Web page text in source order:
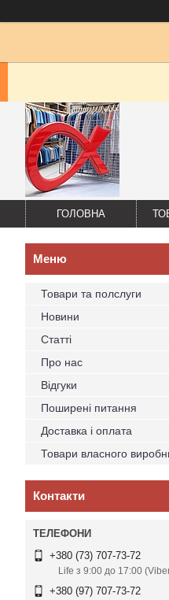
ГОЛОВНА
Товари та полслуги
Новини
Статті
Про нас
Відгуки
Поширені питання
Доставка і оплата
Товари власного
Контакти
+380 (73) 707-73-72
Life з 9:00 до 17:00
+380 (97) 707-73-72